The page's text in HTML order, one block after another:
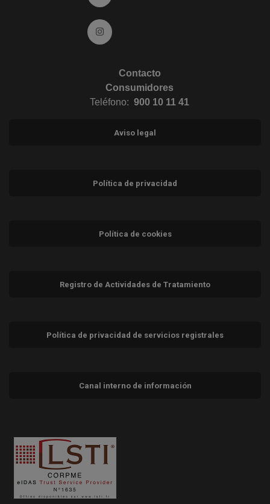
Ir a Instagram (abre en ventana nueva)
Contacto
Consumidores
Teléfono: 900 10 11 41
Aviso legal
Política de privacidad
Política de cookies
Registro de Actividades de Tratamiento
Política de privacidad de servicios registrales
Canal interno de información